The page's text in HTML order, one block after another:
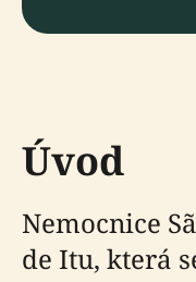
Úvod
Nemocnice
de Itu, která